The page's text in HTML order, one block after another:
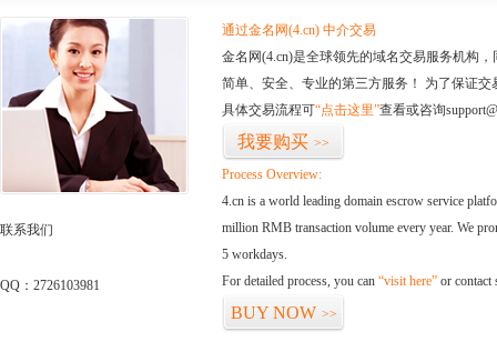
联系我们
QQ：2726103981
通过金名网(4.cn) 中介交易
金名网(4.cn)是全球领先的域名交易服务机构
简单、安全、专业的第三方服务！ 为了保证
具体交易流程可“点击这里”查看或咨询
我要购买 >>
Process Overview:
4.cn is a world leading domain escrow service
million RMB transaction volume every year. We
5 workdays.
For detailed process, you can “visit here” or contact
BUY NOW >>